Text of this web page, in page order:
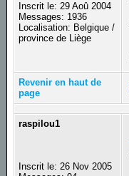
Inscrit le: 29 Aoû 2004
Messages: 1936
Localisation: Belgique /
province de Liège
Revenir en haut de
page
raspilou1
Inscrit le: 26 Nov 2005